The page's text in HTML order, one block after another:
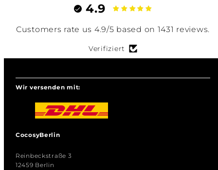
4.9
Customers rate us 4.9/5 based on 1431 reviews.
Verifiziert
Wir versenden mit:
CocosyBerlin
Reinbeckstraße 3
12459 Berlin